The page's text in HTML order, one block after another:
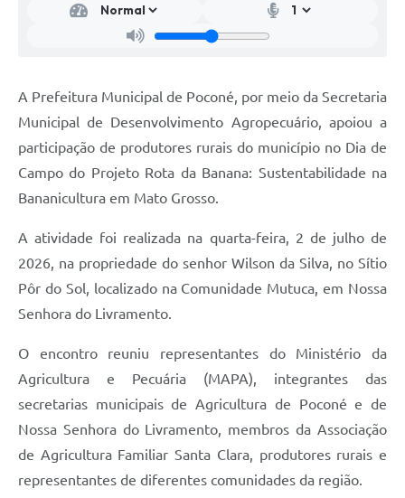
A Prefeitura Municipal de Poconé, por meio da Secretaria
Municipal de Desenvolvimento Agropecuário, apoiou a
participação de produtores rurais do município no Dia de
Campo do Projeto Rota da Banana: Sustentabilidade na
Bananicultura em Mato Grosso.
A atividade foi realizada na quarta-feira, 2 de julho de
2026, na propriedade do senhor Wilson da Silva, no Sítio
Pôr do Sol, localizado na Comunidade Mutuca, em Nossa
Senhora do Livramento.
O encontro reuniu representantes do Ministério da
Agricultura e Pecuária (MAPA), integrantes das
secretarias municipais de Agricultura de Poconé e de
Nossa Senhora do Livramento, membros da Associação
de Agricultura Familiar Santa Clara, produtores rurais e
representantes de diferentes comunidades da região.